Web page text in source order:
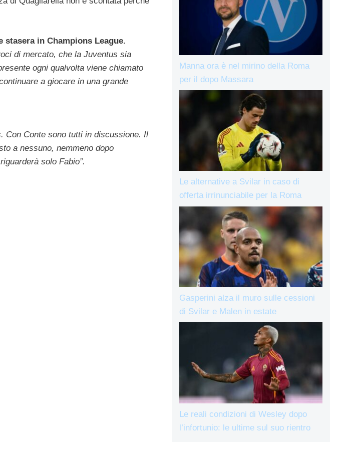
stasera in Champions League.
di mercato, che la Juventus sia
ogni qualvolta viene chiamato
a giocare in una grande
Con Conte sono tutti in discussione. Il
a nessuno, nemmeno dopo
solo Fabio”.
Manna ora è nel mirino della Roma
per il dopo Massara
Le alternative a Svilar in caso di
offerta irrinunciabile per la Roma
Gasperini alza il muro sulle cessioni
di Svilar e Malen in estate
Le reali condizioni di Wesley dopo
l’infortunio: le ultime sul suo rientro